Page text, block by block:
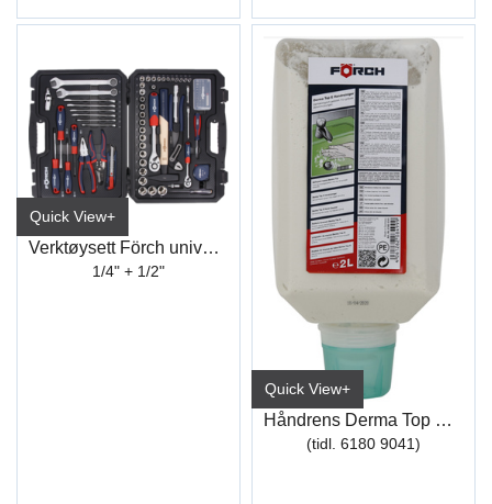
Quick View+
Verktøysett Förch universal
1/4" + 1/2"
Quick View+
Håndrens Derma Top E 2 L
(tidl. 6180 9041)